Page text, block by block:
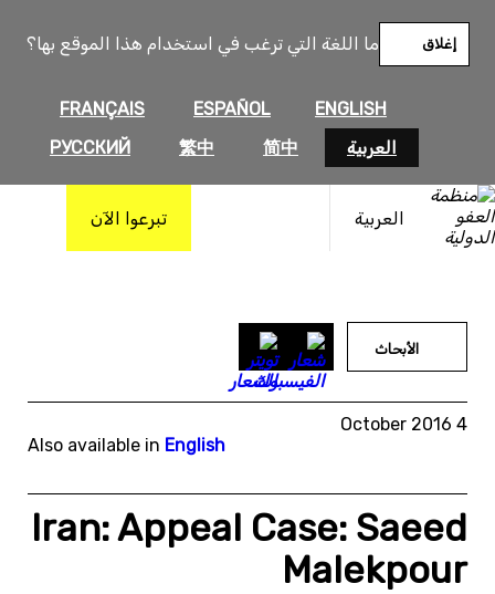
ما اللغة التي ترغب في استخدام هذا الموقع بها؟
ENGLISH
ESPAÑOL
FRANÇAIS
العربية
简中
繁中
РУССКИЙ
إغلاق
العربية تبرعوا الآن
المحتوى
الأبحاث
4 October 2016
Also available in English
Iran: Appeal Case: Saeed
Malekpour